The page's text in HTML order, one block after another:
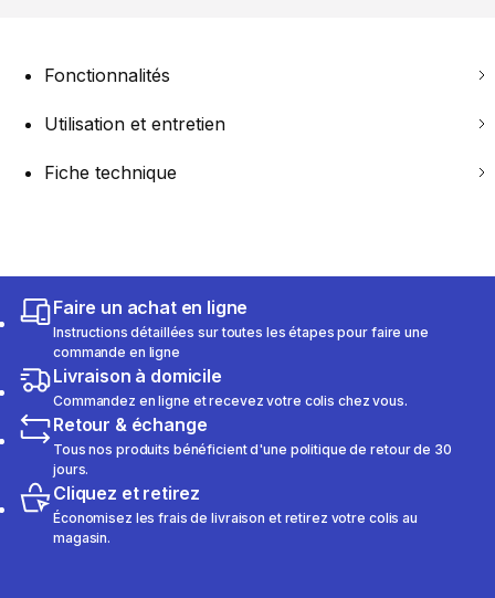
Fonctionnalités
Utilisation et entretien
Fiche technique
Faire un achat en ligne
Instructions détaillées sur toutes les étapes pour faire une
commande en ligne
Livraison à domicile
Commandez en ligne et recevez votre colis chez vous.
Retour & échange
Tous nos produits bénéficient d'une politique de retour de 30
jours.
Cliquez et retirez
Économisez les frais de livraison et retirez votre colis au
magasin.